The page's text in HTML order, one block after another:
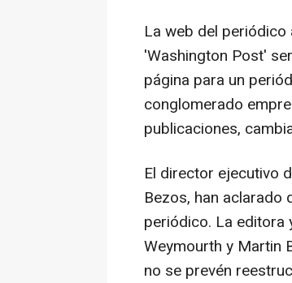
La web del
'Washington Post'
página para un
conglomerado
publicaciones,
El director ejecutivo
Bezos, han aclarado
periódico. La editora
Weymourth y Martin
no se prevén